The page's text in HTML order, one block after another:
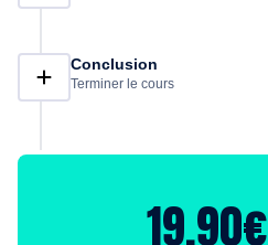
Conclusion
Terminer le cours
19,90€